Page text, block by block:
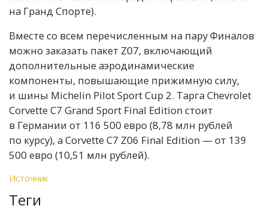
на Гранд Спорте).
Вместе со всем перечисленным на пару Финалов
можно заказать пакет Z07, включающий
дополнительные аэродинамические
компоненты, повышающие прижимную силу,
и шины Michelin Pilot Sport Cup 2. Тарга Chevrolet
Corvette C7 Grand Sport Final Edition стоит
в Германии от 116 500 евро (8,78 млн рублей
по курсу), а Corvette C7 Z06 Final Edition — от 139
500 евро (10,51 млн рублей).
Источник
Теги